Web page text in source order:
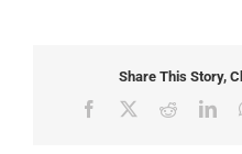
Share This Story,
Facebook Reddit